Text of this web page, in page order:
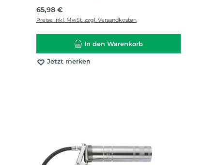
Regulärer Preis:
65,98 €
Preise inkl. MwSt. zzgl. Versandkosten
In den Warenkorb
Jetzt merken